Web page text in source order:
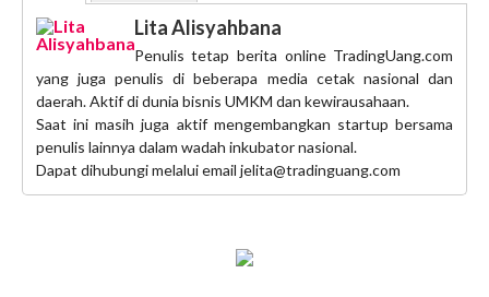
Lita Alisyahbana
Penulis tetap berita online TradingUang.com
yang juga penulis di beberapa media cetak nasional dan
daerah. Aktif di dunia bisnis UMKM dan kewirausahaan.
Saat ini masih juga aktif mengembangkan startup bersama
penulis lainnya dalam wadah inkubator nasional.
Dapat dihubungi melalui email jelita@tradinguang.com